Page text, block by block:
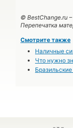
© BestChange.ru –
Перепечатка
Смотрите также
Наличные
Что нужно